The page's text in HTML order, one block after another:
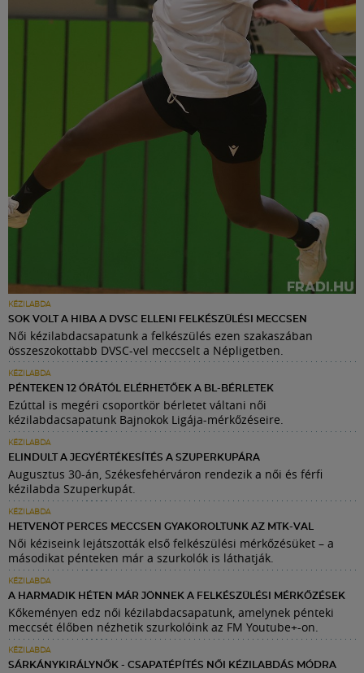
KÉZILABDA
SOK VOLT A HIBA A DVSC ELLENI FELKÉSZÜLÉSI MECCSEN
Női kézilabdacsapatunk a felkészülés ezen szakaszában
összeszokottabb DVSC-vel meccselt a Népligetben.
KÉZILABDA
PÉNTEKEN 12 ÓRÁTÓL ELÉRHETŐEK A BL-BÉRLETEK
Ezúttal is megéri csoportkör bérletet váltani női
kézilabdacsapatunk Bajnokok Ligája-mérkőzéseire.
KÉZILABDA
ELINDULT A JEGYÉRTÉKESÍTÉS A SZUPERKUPÁRA
Augusztus 30-án, Székesfehérváron rendezik a női és férfi
kézilabda Szuperkupát.
KÉZILABDA
HETVENÖT PERCES MECCSEN GYAKOROLTUNK AZ MTK-VAL
Női kéziseink lejátszották első felkészülési mérkőzésüket – a
másodikat pénteken már a szurkolók is láthatják.
KÉZILABDA
A HARMADIK HÉTEN MÁR JÖNNEK A FELKÉSZÜLÉSI MÉRKŐZÉSEK
Kőkeményen edz női kézilabdacsapatunk, amelynek pénteki
meccsét élőben nézhetik szurkolóink az FM Youtube+-on.
KÉZILABDA
SÁRKÁNYKIRÁLYNŐK - CSAPATÉPÍTÉS NŐI KÉZILABDÁS MÓDRA